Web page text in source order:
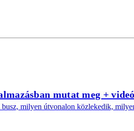
mutat meg + videó
milyen útvonalon közlekedik,